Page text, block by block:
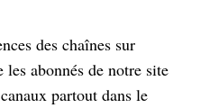
des chaînes sur
abonnés de notre site
partout dans le